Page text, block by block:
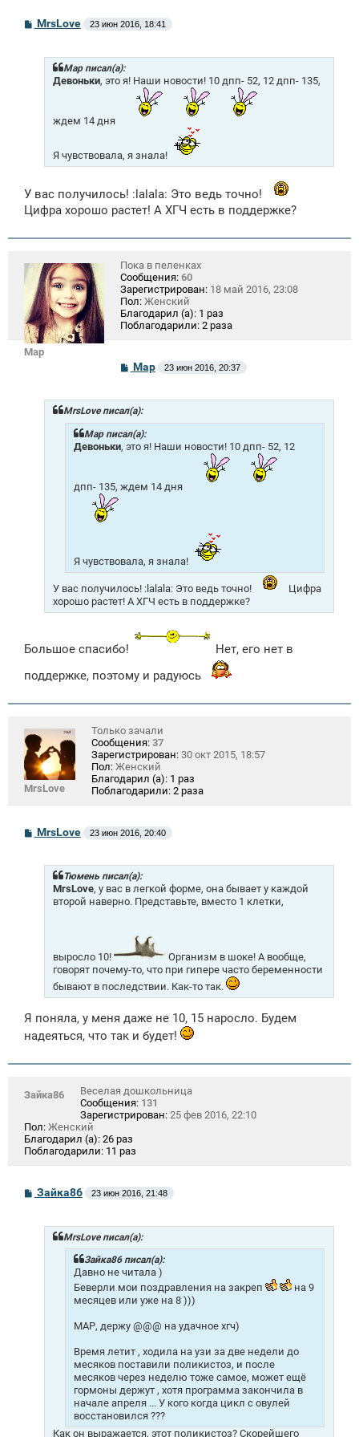
СMrsLove 23 июн 2016, 18:41
Mар писал(а):
Девоньки, это я! Наши новости! 10 дпп- 52, 12 дпп- 135,
ждем 14 дня
Я чувствовала, я знала!
У вас получилось! :lalala: Это ведь точно!
Цифра хорошо растет! А ХГЧ есть в поддержке?
Mар
Пока в пеленках
Сообщения: 60
Зарегистрирован: 18 май 2016, 23:08
Пол: Женский
Благодарил (а): 1 раз
Поблагодарили: 2 раза
С
о
б
щ
е
н
и
Mар 23 июн 2016, 20:37
MrsLove писал(а):
Mар писал(а):
Девоньки, это я! Наши новости! 10 дпп- 52, 12
дпп- 135, ждем 14 дня
Я чувствовала, я знала!
У вас получилось! :lalala: Это ведь точно!
Цифра
хорошо растет! А ХГЧ есть в поддержке?
Большое спасибо!
Нет, его нет в
поддержке, поэтому и радуюсь
MrsLove
Только зачали
Сообщения: 37
Зарегистрирован: 30 окт 2015, 18:57
Пол: Женский
Благодарил (а): 1 раз
Поблагодарили: 2 раза
С
о
MrsLove 23 июн 2016, 20:40
Тюмень писал(а):
MrsLove, у вас в легкой форме, она бывает у каждой
второй наверно. Представьте, вместо 1 клетки,
выросло 10!
Организм в шоке! А вообще,
говорят почему-то, что при гипере часто беременности
бывают в последствии. Как-то так.
Я поняла, у меня даже не 10, 15 наросло. Будем
надеяться, что так и будет!
Зайка86
Веселая дошкольница
Сообщения: 131
Зарегистрирован: 25 фев 2016, 22:10
Пол: Женский
Благодарил (а): 26 раз
Поблагодарили: 11 раз
С
о
Зайка86 23 июн 2016, 21:48
MrsLove писал(а):
Зайка86 писал(а):
Давно не читала )
Беверли мои поздравления на закреп
на 9
месяцев или уже на 8 )))
МАР, держу @@@ на удачное хгч)
Время летит , ходила на узи за две недели до
месяков поставили поликистоз, и после
месяков через неделю тоже самое, может ещё
гормоны держут , хотя программа закончила в
начале апреля ... У кого когда цикл с овулей
восстановился ???
Как он выражается, этот поликистоз? Скорейшего